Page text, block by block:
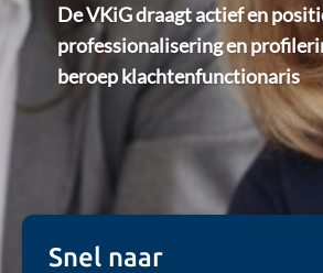
De VKiG draagt actief en
professionalisering en
beroep klachtenfunctionaris
Snel naar